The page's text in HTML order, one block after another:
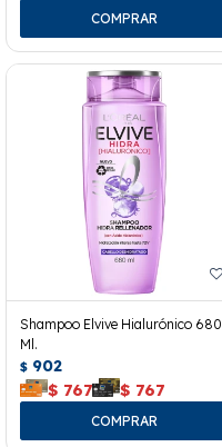
Shampoo Elvive Hialurónico 680
Ml.
$ 902
$ 767 $ 767